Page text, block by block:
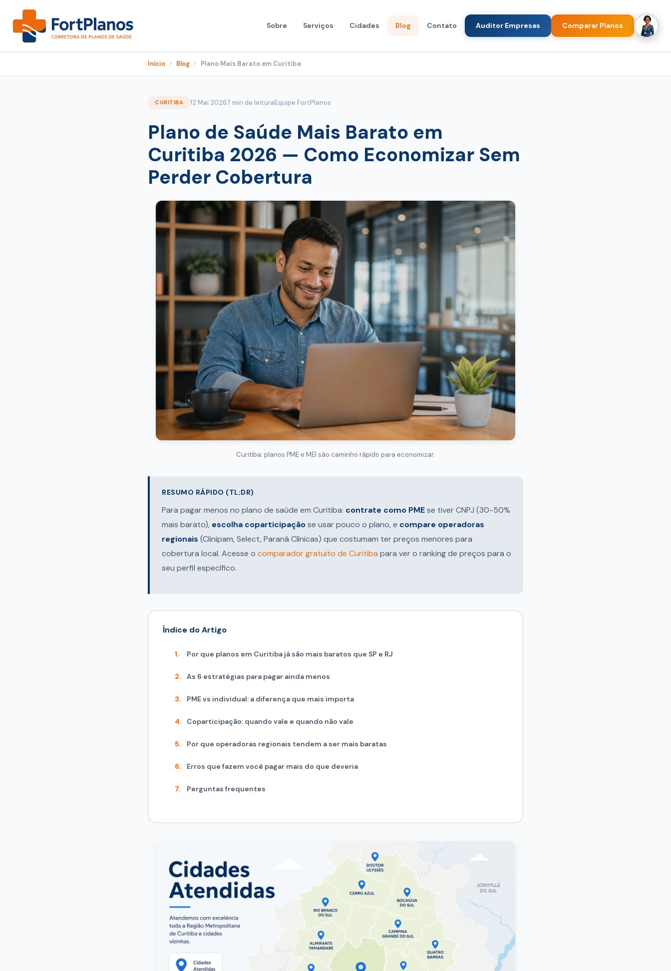
Sobre Serviços Cidades Blog Contato Auditor Empresas Comparar Planos
Início › Blog › Plano Mais Barato em Curitiba
CURITIBA 12 Mai 20267 min de leituraEquipe FortPlanos
Plano de Saúde Mais Barato em
Curitiba 2026 — Como Economizar Sem
Perder Cobertura
Curitiba: planos PME e MEI são caminho rápido para economizar.
RESUMO RÁPIDO (TL;DR)
Para pagar menos no plano de saúde em Curitiba: contrate como PMEse tiver CNPJ (30-50%
mais barato), escolha coparticipaçãose usar pouco o plano, e compare operadoras
regionais (Clinipam, Select, Paraná Clínicas) que costumam ter preços menores para
cobertura local. Acesse o comparador gratuito de Curitiba para ver o ranking de preços para o
seu perfil específico.
Índice do Artigo
Por que planos em Curitiba já são mais baratos que SP e RJ
As 6 estratégias para pagar ainda menos
PME vs individual: a diferença que mais importa
Coparticipação: quando vale e quando não vale
Por que operadoras regionais tendem a ser mais baratas
Erros que fazem você pagar mais do que deveria
Perguntas frequentes